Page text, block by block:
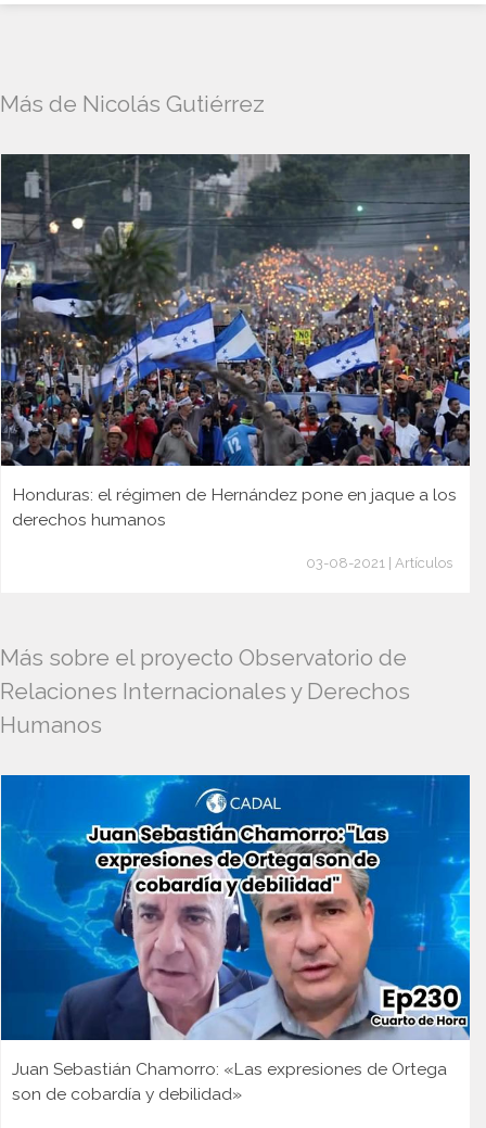
Más de Nicolás Gutiérrez
Honduras: el régimen de Hernández pone en jaque a los
derechos humanos
03-08-2021 | Artículos
Más sobre el proyecto Observatorio de
Relaciones Internacionales y Derechos
Humanos
Juan Sebastián Chamorro: «Las expresiones de Ortega
son de cobardía y debilidad»